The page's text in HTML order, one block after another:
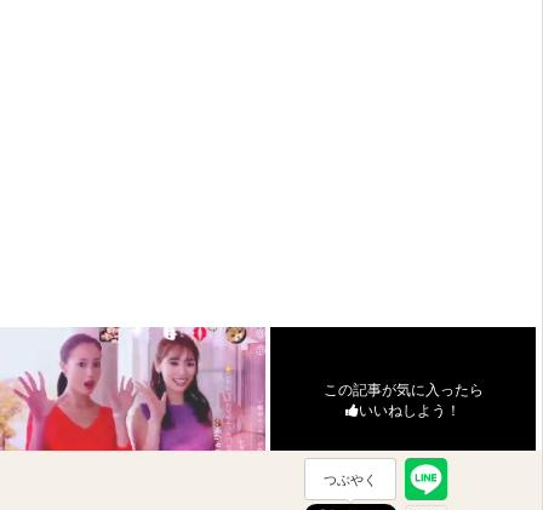
この記事が気に入ったら
いいねしよう！
つぶやく